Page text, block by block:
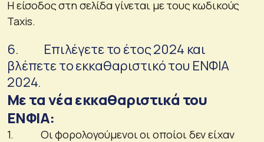
Η είσοδος στη σελίδα γίνεται με τους κωδικούς
Taxis.
6. Επιλέγετε το έτος 2024 και
βλέπετε το εκκαθαριστικό του ΕΝΦΙΑ
2024.
Με τα νέα εκκαθαριστικά του
ΕΝΦΙΑ:
1. Οι φορολογούμενοι οι οποίοι δεν είχαν